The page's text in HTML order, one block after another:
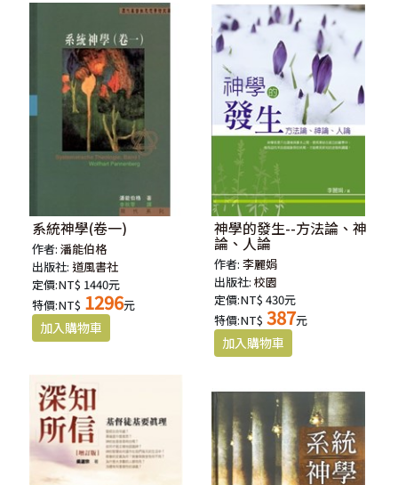
系統神學(卷一)
作者:潘能伯格
出版社:道風書社
定價:NT$ 1440元
特價:NT$ 1296元
神學的發生--方法論、神
論、人論
作者:李麗娟
出版社:校園
定價:NT$ 430元
特價:NT$ 387元